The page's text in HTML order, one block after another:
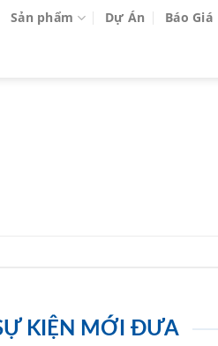
Sản phẩm Dự Án Báo Giá
KIỆN MỚI ĐƯA